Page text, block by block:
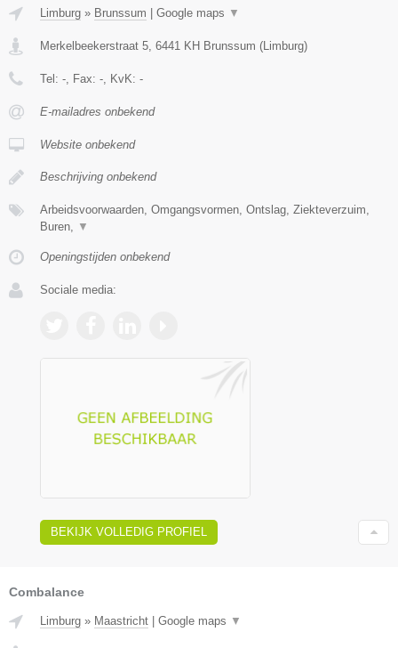
Limburg » Brunssum | Google maps ▼
Merkelbeekerstraat 5 6441 KH Brunssum (Limburg)
Tel: - , Fax: - , KvK: -
E-mailadres onbekend
Website onbekend
Beschrijving onbekend
Arbeidsvoorwaarden, Omgangsvormen, Ontslag, Ziekteverzuim,
Buren,
▼
Openingstijden onbekend
Sociale media:
BEKIJK VOLLEDIG PROFIEL
Combalance
Limburg » Maastricht Google maps ▼